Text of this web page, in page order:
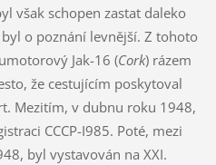
však schopen zastat daleko
o poznání levnější. Z tohoto
Jak-16 (Cork) rázem
že cestujícím poskytoval
Mezitím, v dubnu roku 1948,
CCCP-I985. Poté, mezi
byl vystavován na XXI.